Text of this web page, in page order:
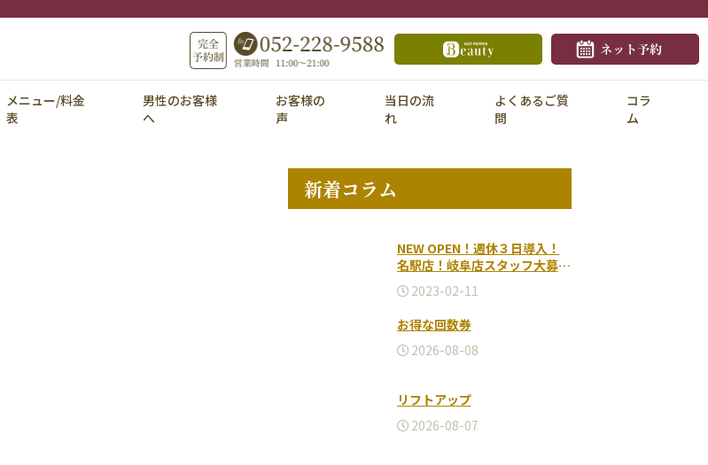
メニュー/料金
表
男性のお客様
へ
お客様の
声
当日の流
れ
よくあるご質
問
コラ
ム
新着コラム
NEW OPEN！週休３日導入！
名駅店！岐阜店スタッフ大募集
♪2026.5-
2023-02-11
お得な回数券
2026-08-08
リフトアップ
2026-08-07